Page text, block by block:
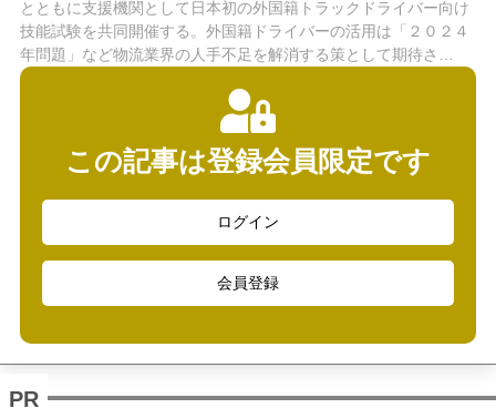
とともに支援機関として日本初の外国籍トラックドライバー向け
技能試験を共同開催する。外国籍ドライバーの活用は「２０２４
年問題」など物流業界の人手不足を解消する策として期待さ…
この記事は登録会員限定です
ログイン
会員登録